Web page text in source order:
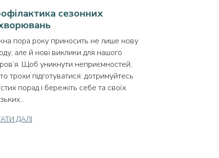
сезонних
пора року приносить не лише нову
але й нові виклики для нашого
Щоб уникнути неприємностей,
трохи підготуватися: дотримуйтесь
порад і бережіть себе та своїх
ДАЛІ